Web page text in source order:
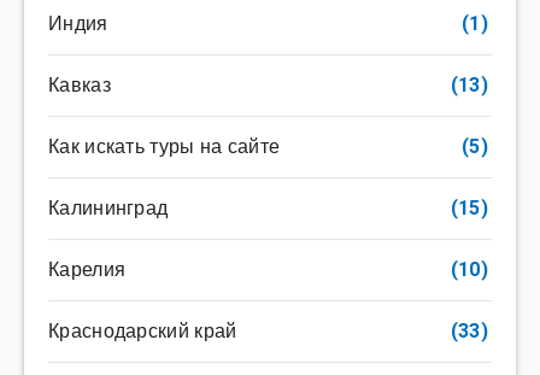
Индия (1)
Кавказ (13)
Как искать туры на сайте (5)
Калининград (15)
Карелия (10)
Краснодарский край (33)